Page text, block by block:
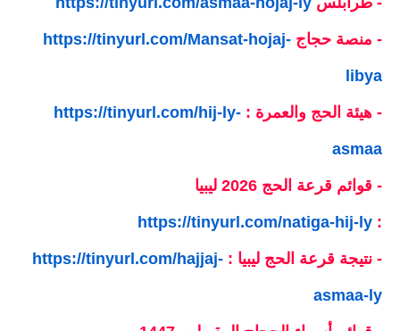
- منصة حجاج https://tinyurl.com/Mansat-hojaj-
libya
- هيئة الحج والعمرة : https://tinyurl.com/hij-ly-
asmaa
- قوائم قرعة الحج 2026 ليبيا
:
https://tinyurl.com/natiga-hij-ly
- نتيجة قرعة الحج ليبيا : https://tinyurl.com/hajjaj-
asmaa-ly